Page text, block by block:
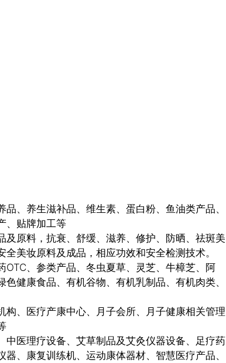
、养生滋补品、维生素、蛋白粉、鱼油类产品、
、贴牌加工等
原料，抗衰、舒缓、滋养、修护、防晒、祛斑美
美妆原料及成品，相应功效和安全检测技术。
、参类产品、冬虫夏草、灵芝、牛樟芝、阿
健康食品、有机谷物、有机乳制品、有机肉类、
、医疗产康中心、月子会所、月子健康相关管理
医理疗设备、艾草制品及艾灸仪器设备、足疗药
、康复训练机、运动康体器材、智慧医疗产品、
关闭